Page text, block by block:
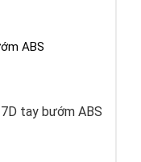
ABS
tay bướm ABS